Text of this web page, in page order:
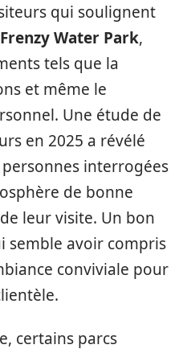
qui soulignent
Frenzy Water Park,
tels que la
et même le
Une étude de
en 2025 a révélé
interrogées
de bonne
leur visite. Un bon
semble avoir compris
conviviale pour
certains parcs